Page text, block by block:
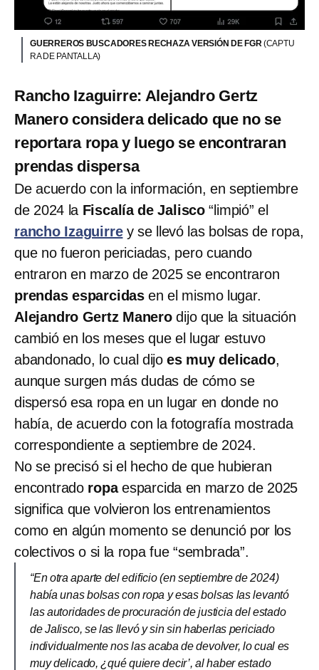
GUERREROS BUSCADORES RECHAZA VERSIÓN DE FGR(CAPTU
RA DE PANTALLA)
Rancho Izaguirre: Alejandro Gertz
Manero considera delicado que no se
reportara ropa y luego se encontraran
prendas dispersa
De acuerdo con la información, en septiembre
de 2024 la Fiscalía de Jalisco“limpió” el
rancho Izaguirre y se llevó las bolsas de ropa,
que no fueron periciadas, pero cuando
entraron en marzo de 2025 se encontraron
prendas esparcidasen el mismo lugar.
Alejandro Gertz Manerodijo que la situación
cambió en los meses que el lugar estuvo
abandonado, lo cual dijoes muy delicado,
aunque surgen más dudas de cómo se
dispersó esa ropa en un lugar en donde no
había, de acuerdo con la fotografía mostrada
correspondiente a septiembre de 2024.
No se precisó si el hecho de que hubieran
encontrado ropaesparcida en marzo de 2025
significa que volvieron los entrenamientos
como en algún momento se denunció por los
colectivos o si la ropa fue “sembrada”.
“En otra aparte del edificio (en septiembre de 2024)
había unas bolsas con ropa y esas bolsas las levantó
las autoridades de procuración de justicia del estado
de Jalisco, se las llevó y sin sin haberlas periciado
individualmente nos las acaba de devolver, lo cual es
muy delicado, ¿qué quiere decir’, al haber estado